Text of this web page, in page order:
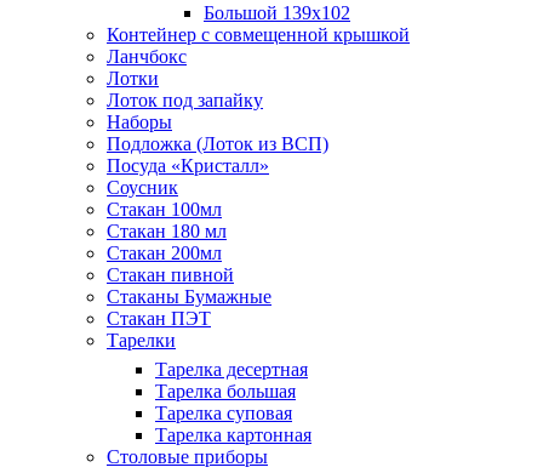
Большой 139х102
Контейнер с совмещенной крышкой
Ланчбокс
Лотки
Лоток под запайку
Наборы
Подложка (Лоток из ВСП)
Посуда «Кристалл»
Соусник
Стакан 100мл
Стакан 180 мл
Стакан 200мл
Стакан пивной
Стаканы Бумажные
Стакан ПЭТ
Тарелки
Тарелка десертная
Тарелка большая
Тарелка суповая
Тарелка картонная
Столовые приборы